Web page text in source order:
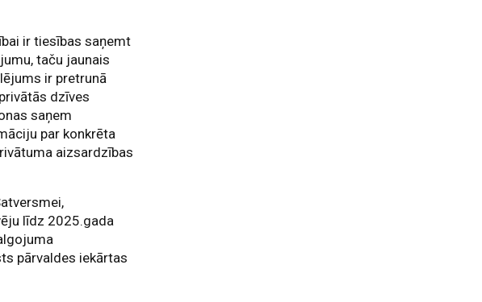
ir tiesības saņemt
taču jaunais
ir pretrunā
dzīves
saņem
par konkrēta
aizsardzības
līdz 2025.gada
pārvaldes iekārtas